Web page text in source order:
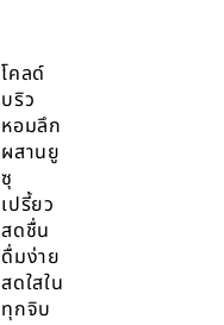
โคลด์
บริว
หอมลึก
ผสานยู
ซุ
เปรี้ยว
สดชื่น
ดื่มง่าย
สดใสใน
ทุกจิบ